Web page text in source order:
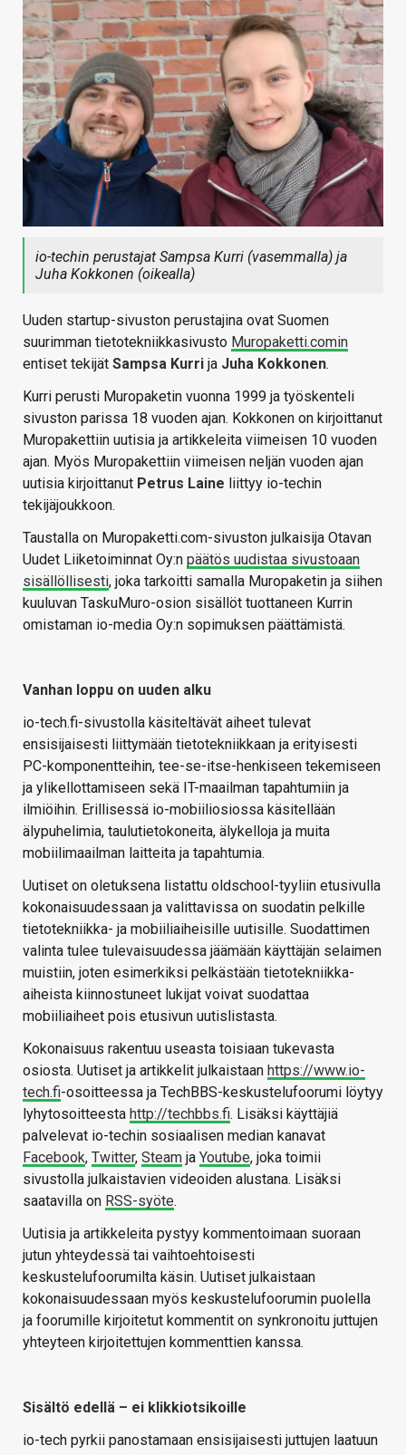
HAKU
io-techin perustajat Sampsa Kurri (vasemmalla) ja
Juha Kokkonen (oikealla)
Uuden startup-sivuston perustajina ovat Suomen
suurimman tietotekniikkasivusto Muropaketti.comin
entiset tekijät Sampsa Kurri ja Juha Kokkonen.
Kurri perusti Muropaketin vuonna 1999 ja työskenteli
sivuston parissa 18 vuoden ajan. Kokkonen on kirjoittanut
Muropakettiin uutisia ja artikkeleita viimeisen 10 vuoden
ajan. Myös Muropakettiin viimeisen neljän vuoden ajan
uutisia kirjoittanut Petrus Laine liittyy io-techin
tekijäjoukkoon.
Taustalla on Muropaketti.com-sivuston julkaisija Otavan
Uudet Liiketoiminnat Oy:n päätös uudistaa sivustoaan
sisällöllisesti, joka tarkoitti samalla Muropaketin ja siihen
kuuluvan TaskuMuro-osion sisällöt tuottaneen Kurrin
omistaman io-media Oy:n sopimuksen päättämistä.
Vanhan loppu on uuden alku
io-tech.fi-sivustolla käsiteltävät aiheet tulevat
ensisijaisesti liittymään tietotekniikkaan ja erityisesti
PC-komponentteihin, tee-se-itse-henkiseen tekemiseen
ja ylikellottamiseen sekä IT-maailman tapahtumiin ja
ilmiöihin. Erillisessä io-mobiiliosiossa käsitellään
älypuhelimia, taulutietokoneita, älykelloja ja muita
mobiilimaailman laitteita ja tapahtumia.
Uutiset on oletuksena listattu oldschool-tyyliin etusivulla
kokonaisuudessaan ja valittavissa on suodatin pelkille
tietotekniikka- ja mobiiliaiheisille uutisille. Suodattimen
valinta tulee tulevaisuudessa jäämään käyttäjän selaimen
muistiin, joten esimerkiksi pelkästään tietotekniikka-
aiheista kiinnostuneet lukijat voivat suodattaa
mobiiliaiheet pois etusivun uutislistasta.
Kokonaisuus rakentuu useasta toisiaan tukevasta
osiosta. Uutiset ja artikkelit julkaistaan https://www.io-
tech.fi-osoitteessa ja TechBBS-keskustelufoorumi löytyy
lyhytosoitteesta http://techbbs.fi. Lisäksi käyttäjiä
palvelevat io-techin sosiaalisen median kanavat
Facebook, Twitter, Steam ja Youtube, joka toimii
sivustolla julkaistavien videoiden alustana. Lisäksi
saatavilla on RSS-syöte.
Uutisia ja artikkeleita pystyy kommentoimaan suoraan
jutun yhteydessä tai vaihtoehtoisesti
keskustelufoorumilta käsin. Uutiset julkaistaan
kokonaisuudessaan myös keskustelufoorumin puolella
ja foorumille kirjoitetut kommentit on synkronoitu juttujen
yhteyteen kirjoitettujen kommenttien kanssa.
Sisältö edellä – ei klikkiotsikoille
io-tech pyrkii panostamaan ensisijaisesti juttujen laatuun